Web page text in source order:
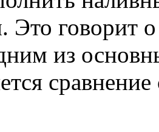
Это говорит
из